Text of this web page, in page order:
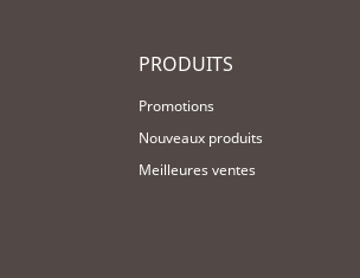
PRODUITS
Promotions
Nouveaux produits
Meilleures ventes